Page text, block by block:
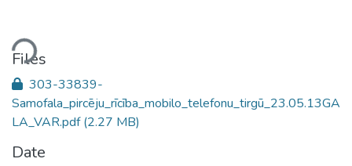
Files
303-33839-
Samofala_pircēju_rīcība_mobilo_telefonu_tirgū_23.05.13GA
LA_VAR.pdf(2.27 MB)
Date